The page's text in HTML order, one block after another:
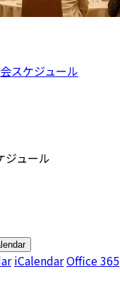
スケジュール
ジュール
iCalendarOffice 365